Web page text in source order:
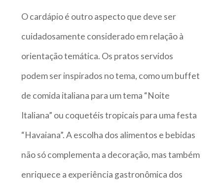
O cardápio é outro aspecto que deve ser
cuidadosamente considerado em relação à
orientação temática. Os pratos servidos
podem ser inspirados no tema, como um buffet
de comida italiana para um tema “Noite
Italiana” ou coquetéis tropicais para uma festa
“Havaiana”. A escolha dos alimentos e bebidas
não só complementa a decoração, mas também
enriquece a experiência gastronômica dos